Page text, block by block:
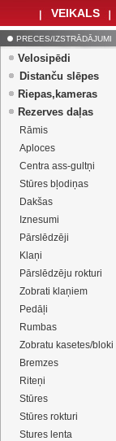
VEIKALS
PRECES/IZSTRĀDĀJUMI
Velosipēdi
Distanču slēpes
Riepas,kameras
Rezerves daļas
Rāmis
Aploces
Centra ass-gultņi
Stūres bļodiņas
Dakšas
Iznesumi
Pārslēdzēji
Klaņi
Pārslēdzēju rokturi
Zobrati klaņiem
Pedāļi
Rumbas
Zobratu kasetes/bloki
Bremzes
Riteņi
Stūres
Stūres rokturi
Stures lenta